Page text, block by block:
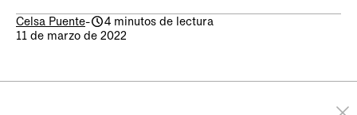
Celsa Puente-
4 minutos de lectura
11 de marzo de 2022